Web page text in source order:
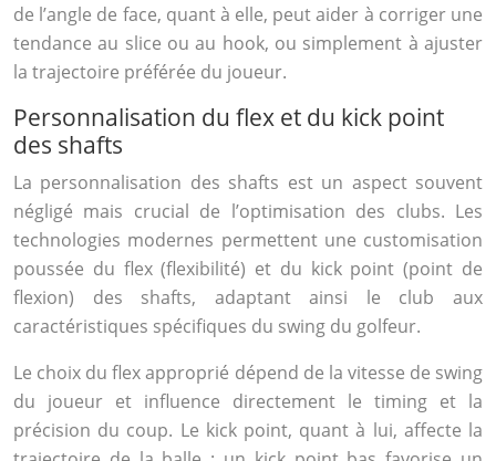
de l’angle de face, quant à elle, peut aider à corriger une
tendance au slice ou au hook, ou simplement à ajuster
la trajectoire préférée du joueur.
Personnalisation du flex et du kick point
des shafts
La personnalisation des shafts est un aspect souvent
négligé mais crucial de l’optimisation des clubs. Les
technologies modernes permettent une customisation
poussée du flex (flexibilité) et du kick point (point de
flexion) des shafts, adaptant ainsi le club aux
caractéristiques spécifiques du swing du golfeur.
Le choix du flex approprié dépend de la vitesse de swing
du joueur et influence directement le timing et la
précision du coup. Le kick point, quant à lui, affecte la